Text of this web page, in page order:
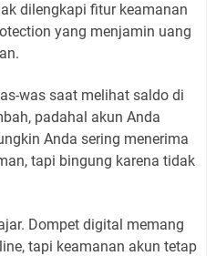
dilengkapi fitur keamanan
yang menjamin uang
was saat melihat saldo di
padahal akun Anda
Anda sering menerima
tapi bingung karena tidak
Dompet digital memang
tapi keamanan akun tetap